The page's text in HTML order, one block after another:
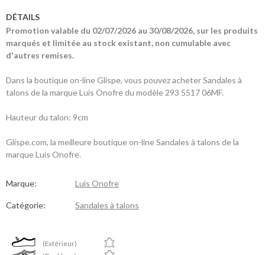
DÉTAILS
Promotion valable du 02/07/2026 au 30/08/2026, sur les produits
marqués et limitée au stock existant, non cumulable avec
d'autres remises.
Dans la boutique on-line Glispe, vous pouvez acheter Sandales à
talons de la marque Luis Onofre du modèle 293 5517 06MF.
Hauteur du talon: 9cm
Glispe.com, la meilleure boutique on-line Sandales à talons de la
marque Luis Onofre.
Marque: Luis Onofre
Catégorie: Sandales à talons
(Extérieur)